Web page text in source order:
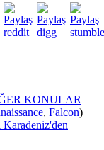
KONULAR
, Falcon)